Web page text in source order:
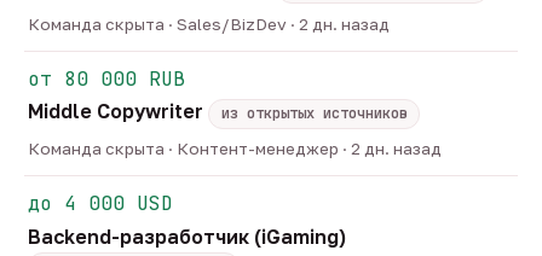
Команда скрыта · Sales/BizDev · 2 дн. назад
от 80 000 RUB
Middle Copywriter
из открытых источников
Команда скрыта · Контент-менеджер · 2 дн. назад
до 4 000 USD
Backend-разработчик (iGaming)